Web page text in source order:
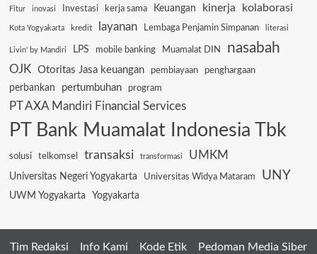
Fitur inovasi Investasi kerja sama Keuangan kinerja kolaborasi
Kota Yogyakarta kredit layanan Lembaga Penjamin Simpanan literasi
Livin' by Mandiri LPS mobile banking Muamalat DIN nasabah
OJK Otoritas Jasa keuangan pembiayaan
penghargaan
perbankan
pertumbuhan program
PT AXA Mandiri Financial Services
PT Bank Muamalat Indonesia Tbk
solusi telkomsel transaksi transformasi UMKM
Universitas Negeri Yogyakarta Universitas Widya Mataram UNY
UWM Yogyakarta Yogyakarta
Tim Redaksi Info Kami Kode Etik Pedoman Media Siber